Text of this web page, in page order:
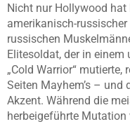
Nicht nur Hollywood hat
amerikanisch-
russischen
Elitesoldat, der in
„Cold Warrior“
Seiten Mayhem’s – und
Akzent. Während die
herbeigeführte Mutation